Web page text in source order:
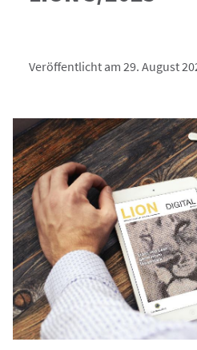
Veröffentlicht am 29. August